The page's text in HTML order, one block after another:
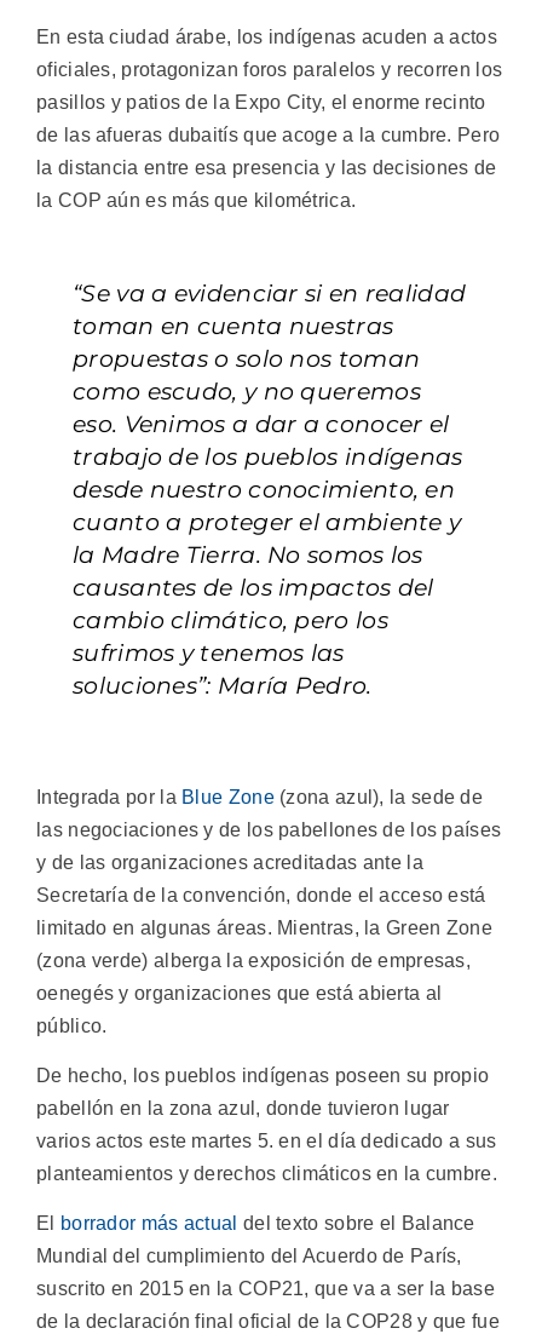
En esta ciudad árabe, los indígenas acuden a actos
oficiales, protagonizan foros paralelos y recorren los
pasillos y patios de la Expo City, el enorme recinto
de las afueras dubaitís que acoge a la cumbre. Pero
la distancia entre esa presencia y las decisiones de
la COP aún es más que kilométrica.
“Se va a evidenciar si en realidad
toman en cuenta nuestras
propuestas o solo nos toman
como escudo, y no queremos
eso. Venimos a dar a conocer el
trabajo de los pueblos indígenas
desde nuestro conocimiento, en
cuanto a proteger el ambiente y
la Madre Tierra. No somos los
causantes de los impactos del
cambio climático, pero los
sufrimos y tenemos las
soluciones”: María Pedro.
Integrada por la Blue Zone(zona azul), la sede de
las negociaciones y de los pabellones de los países
y de las organizaciones acreditadas ante la
Secretaría de la convención, donde el acceso está
limitado en algunas áreas. Mientras, la Green Zone
(zona verde) alberga la exposición de empresas,
oenegés y organizaciones que está abierta al
público.
De hecho, los pueblos indígenas poseen su propio
pabellón en la zona azul, donde tuvieron lugar
varios actos este martes 5. en el día dedicado a sus
planteamientos y derechos climáticos en la cumbre.
El borrador más actual del texto sobre el Balance
Mundial del cumplimiento del Acuerdo de París,
suscrito en 2015 en la COP21, que va a ser la base
de la declaración final oficial de la COP28 y que fue